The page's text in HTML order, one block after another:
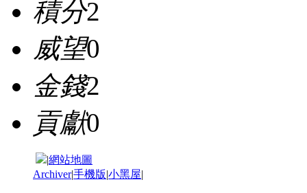
積分2
威望0
金錢2
貢獻0
|網站地圖
Archiver|手機版|小黑屋|